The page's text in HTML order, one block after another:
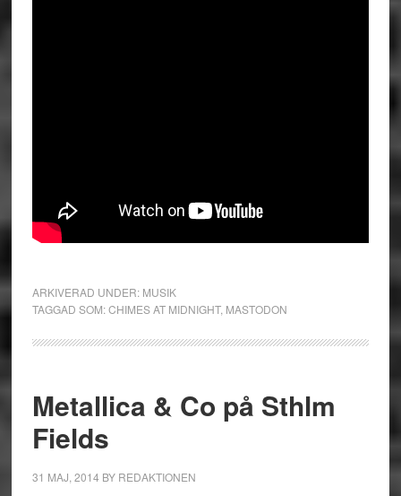
ARKIVERAD UNDER: MUSIK
TAGGAD SOM:CHIMES AT MIDNIGHT, MASTODON
Metallica & Co på Sthlm
Fields
31 MAJ, 2014 BY REDAKTIONEN